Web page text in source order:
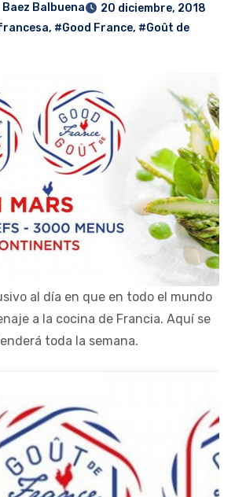
Balbuena
20 diciembre, 2018
, #Good France, #Goût de
al día en que en todo el mundo
a la cocina de Francia. Aquí se
toda la semana.